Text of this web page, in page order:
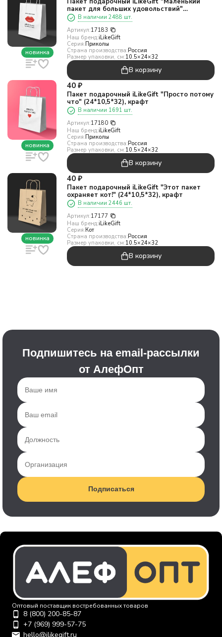
новинка
пакет для больших удовольствий"
(24*10,5*32), крафт
В наличии 2488 шт.
Артикул:17183
Наш бренд:iLikeGift
Серия:Приколы
Страна производства:Россия
Размер упаковки, см:10.5×24×32
В корзину
новинка
40 ₽
Пакет подарочный iLikeGift "Просто потому
что" (24*10,5*32), крафт
В наличии 1691 шт.
Артикул:17180
Наш бренд:iLikeGift
Серия:Приколы
Страна производства:Россия
Размер упаковки, см:10.5×24×32
В корзину
новинка
40 ₽
Пакет подарочный iLikeGift "Этот пакет
охраняет кот!" (24*10,5*32), крафт
В наличии 2446 шт.
Артикул:17177
Наш бренд:iLikeGift
Серия:Кот
Страна производства:Россия
Размер упаковки, см:10.5×24×32
В корзину
Подпишитесь на email-рассылки
от АлефОпт
Подписаться
Оптовый поставщик востребованных товаров
8 (800) 200-85-87
+7 (969) 999-57-75
hello@ilikegift.ru